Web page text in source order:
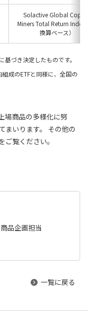
Solactive Global
Miners Total Return Index
換算ベース）
づき決定したものです。
成のETFと同様に、全国の
場商品の多様化に努
まいります。 その他の
覧ください。
品企画担当
一覧に戻る